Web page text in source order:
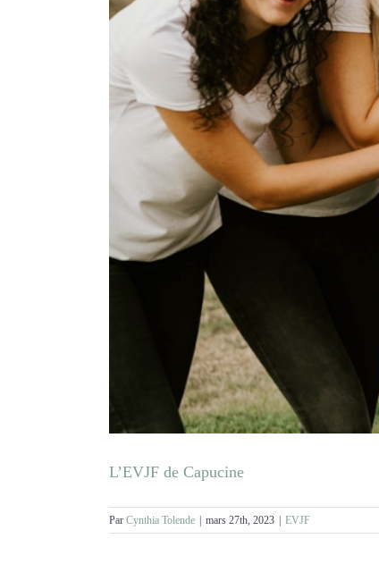
L’EVJF de Capucine
Par Cynthia Tolende mars 27th, 2023 EVJF